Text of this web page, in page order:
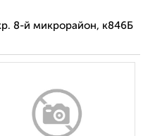
8-й микрорайон, к846Б